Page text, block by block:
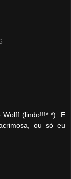
(lindo!!!* *). E
ou só eu